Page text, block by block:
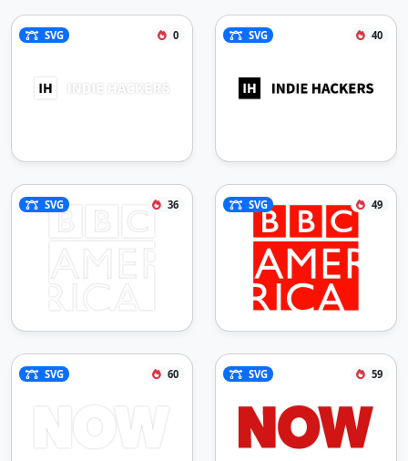
SVG 0 SVG 40
SVG 36 SVG 49
SVG 60 SVG 59